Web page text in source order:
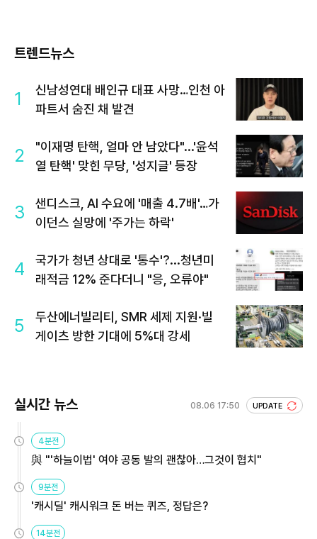
트렌드뉴스
1
신남성연대 배인규 대표 사망…인천 아
파트서 숨진 채 발견
2
"이재명 탄핵, 얼마 안 남았다"...'윤석
열 탄핵' 맞힌 무당, '성지글' 등장
3
샌디스크, AI 수요에 '매출 4.7배'…가
이던스 실망에 '주가는 하락'
4
국가가 청년 상대로 '통수'?...청년미
래적금 12% 준다더니 "응, 오류야"
5
두산에너빌리티, SMR 세제 지원·빌
게이츠 방한 기대에 5%대 강세
실시간 뉴스 08.06 17:50 UPDATE
4분전
與 "'하늘이법' 여야 공동 발의 괜찮아…그것이 협치"
9분전
'캐시딜' 캐시워크 돈 버는 퀴즈, 정답은?
14분전